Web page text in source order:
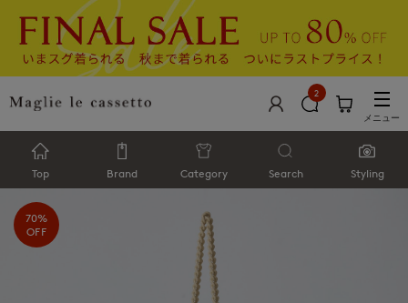
2
メニュー
Top Brand Category Search Styling
70%
OFF